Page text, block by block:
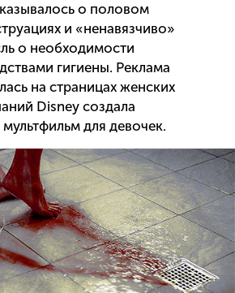
о половом
и «ненавязчиво»
о необходимости
гигиены. Реклама
на страницах женских
Disney создала
для девочек.